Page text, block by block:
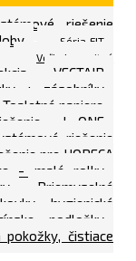
riešenie
Séria FIT
Veľkokapacitné
VECTAIR
+ zásobníky
Toaletné papiere -
- L ONE
riešenie
pre HORECA
- malé rolky
Priemyselné
hygienické
podložky
pokožky, čistiace